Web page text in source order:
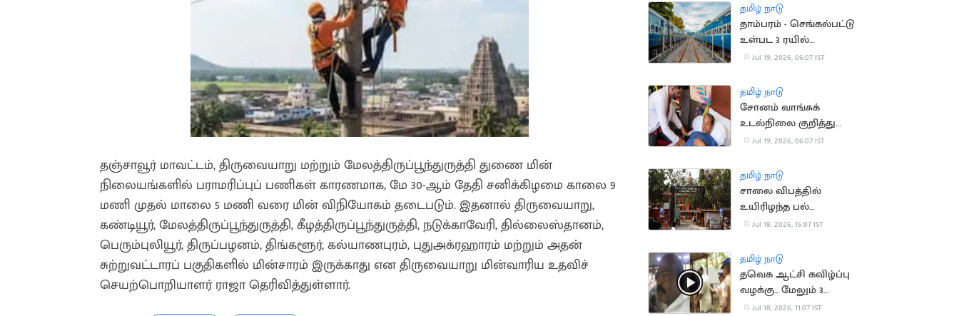
தஞ்சாவூர் மாவட்டம், திருவையாறு மற்றும் மேலத்திருப்பூந்துருத்தி துணை மின்
நிலையங்களில் பராமரிப்புப் பணிகள் காரணமாக, மே 30-ஆம் தேதி சனிக்கிழமை காலை 9
மணி முதல் மாலை 5 மணி வரை மின் விநியோகம் தடைபடும். இதனால் திருவையாறு,
கண்டியூர், மேலத்திருப்பூந்துருத்தி, கீழத்திருப்பூந்துருத்தி, நடுக்காவேரி, தில்லைஸ்தானம்,
பெரும்புலியூர், திருப்பழனம், திங்களூர், கல்யாணபுரம், புதுஅக்ரஹாரம் மற்றும் அதன்
சுற்றுவட்டாரப் பகுதிகளில் மின்சாரம் இருக்காது என திருவையாறு மின்வாரிய உதவிச்
செயற்பொறியாளர் ராஜா தெரிவித்துள்ளார்.
தமிழ் நாடு
தாம்பரம் - செங்கல்பட்டு
உள்பட 3 ரயில்
திட்டங்களுக்கு ஒப்புதல்
Jul 19, 2026, 06:07 IST
தமிழ் நாடு
சோனம் வாங்சுக்
உடல்நிலை குறித்து
அறிக்கை வெளியிட்ட
Jul 19, 2026, 06:07 IST
தமிழ் நாடு
சாலை விபத்தில்
உயிரிழந்த பல்
மருத்துவரின்
கோடி இழப்பீடு
Jul 18, 2026, 15:07 IST
தமிழ் நாடு
தவெக ஆட்சி கவிழ்ப்பு
வழக்கு... மேலும் 3
பேரிடம் போலீசார் தீவிர
Jul 18, 2026, 11:07 IST